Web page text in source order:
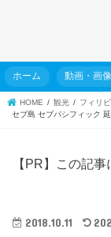
ホーム 動画・画
HOME 観光 フィリ
セブ島 セブパシフィック
【PR】この記
2018.10.11